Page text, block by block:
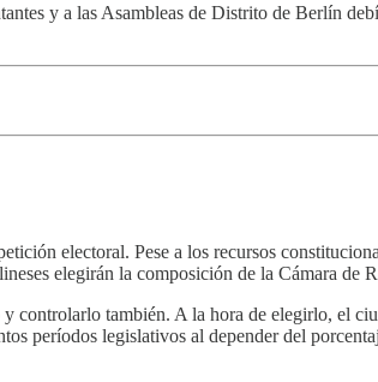
y a las Asambleas de Distrito de Berlín
electoral. Pese a los recursos
elegirán la composición de la Cámara de
controlarlo también. A la hora de elegirlo, el
períodos legislativos al depender del